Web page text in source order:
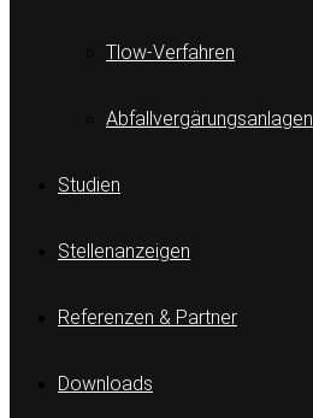
Tlow-Verfahren
Abfallvergärungsanlagen
Studien
Stellenanzeigen
Referenzen & Partner
Downloads